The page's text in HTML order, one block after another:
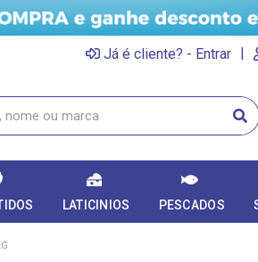
Já é cliente? - Entrar |
LATICINIOS PESCADOS